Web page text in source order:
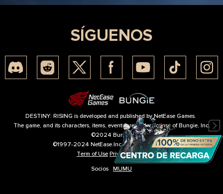
SÍGUENOS
DESTINY: RISING is developed and published by NetEase Games.
The game, and its characters, items, events are under license of Bungie, Inc.
©2024 Bungie
©1997-2024 NetEase.Inc.All Right Reserved
Term of Use Privacy Policy
Socios
MUMU